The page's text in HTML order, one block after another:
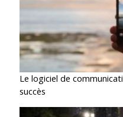
Le logiciel de
succès